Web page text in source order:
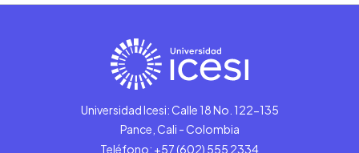
Universidad Icesi: Calle 18 No. 122-135
Pance, Cali - Colombia
Teléfono: +57 (602) 555 2334